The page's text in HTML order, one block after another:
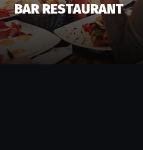
BAR RESTAURANT